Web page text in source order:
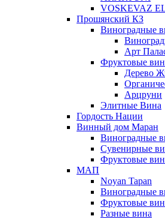
VOSKEVAZ
Прошянский КЗ
Виноградные
Арт
Фруктовые
Дерево
Арцруни
Элитные Вина
Гордость Нации
Винный дом Маран
Виноградные
Сувенирные
Фруктовые
МАП
Noyan Tapan
Виноградные
Фруктовые
Разные вина